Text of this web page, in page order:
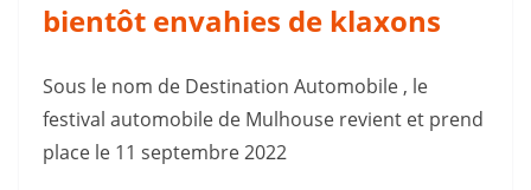
bientôt envahies de klaxons
Sous le nom de Destination Automobile , le
festival automobile de Mulhouse revient et prend
place le 11 septembre 2022